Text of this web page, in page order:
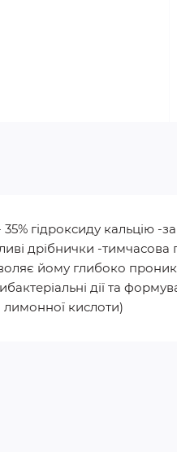
гідроксиду кальцію -
дрібнички -тимчасова
йому глибоко
дії та
кислоти)